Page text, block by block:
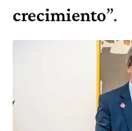
crecimiento”.